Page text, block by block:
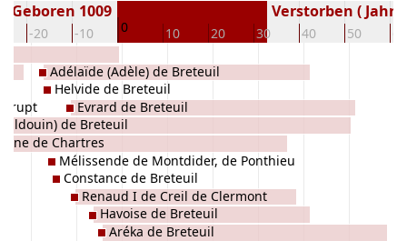
-20 -10 0 10 20 30 40 50
Geboren 1009 Verstorben ( Jahr)
de Breteuil
de Chartres
Adélaïde (Adèle) de Breteuil
Helvide de Breteuil
Mélissende de Montdider, de Ponthieu
Constance de Breteuil
Evrard de Breteuil
Renaud I de Creil de Clermont
Havoise de Breteuil
Aréka de Breteuil